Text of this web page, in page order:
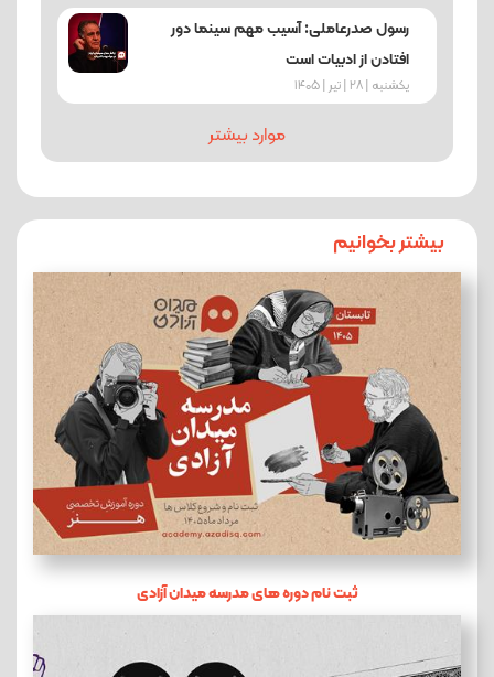
رسول صدرعاملی: آسیب‌ مهم سینما دور
افتادن از ادبیات است
یکشنبه | 28 | تیر | 1405
موارد بیشتر
بیشتر بخوانیم
ثبت نام دوره های مدرسه میدان آزادی